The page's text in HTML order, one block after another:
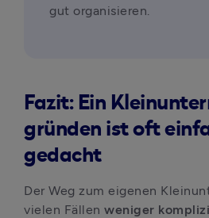
gut organisieren.
Fazit: Ein
gründen ist oft
gedacht
Der Weg zum eigenen
vielen Fällen weniger